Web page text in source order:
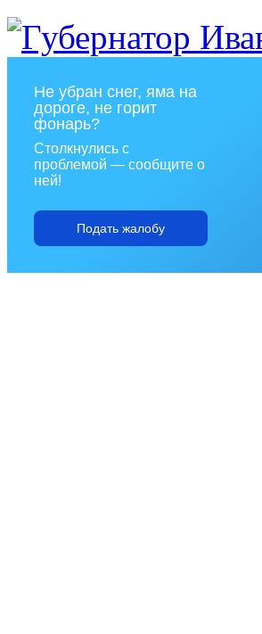
Не убран снег, яма на
дороге, не горит
фонарь?
Столкнулись с
проблемой — сообщите о
ней!
Подать жалобу